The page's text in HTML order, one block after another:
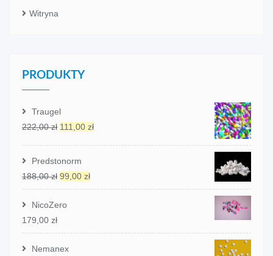
Witryna
PRODUKTY
Traugel
222,00zł Pierwotna
222,00 zł.
111,00 złAktualna
Predstonorm
188,00zł Pierwotna
cena
wynosiła:
99,00 złAktualna
cena
NicoZero
179,00 zł
Nemanex